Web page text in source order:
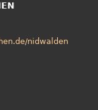
nidwalden